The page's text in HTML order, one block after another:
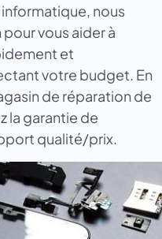
nous
vous aider à
et
votre budget. En
de réparation de
la garantie de
qualité/prix.